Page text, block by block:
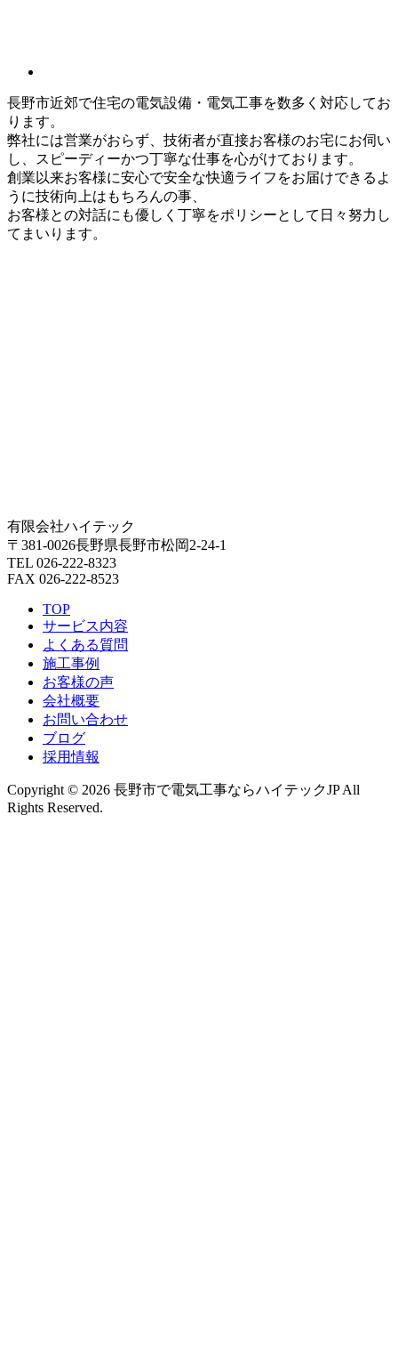
長野市近郊で住宅の電気設備・電気工事を数多く対応してお
ります。
弊社には営業がおらず、技術者が直接お客様のお宅にお伺い
し、スピーディーかつ丁寧な仕事を心がけております。
創業以来お客様に安心で安全な快適ライフをお届けできるよ
うに技術向上はもちろんの事、
お客様との対話にも優しく丁寧をポリシーとして日々努力し
てまいります。
有限会社ハイテック
〒381-0026長野県長野市松岡2-24-1
TEL 026-222-8323
FAX 026-222-8523
TOP
サービス内容
よくある質問
施工事例
お客様の声
会社概要
お問い合わせ
ブログ
採用情報
Copyright © 2026 長野市で電気工事ならハイテックJP All
Rights Reserved.